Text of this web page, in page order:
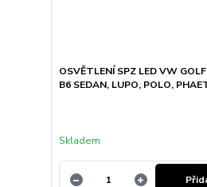
OSVĚTLENÍ SPZ LED VW
B6 SEDAN, LUPO, POLO,
Skladem